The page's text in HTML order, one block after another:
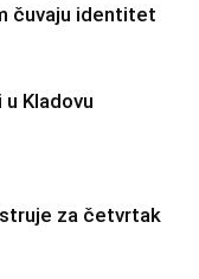
čuvaju identitet
Kladovu
za četvrtak